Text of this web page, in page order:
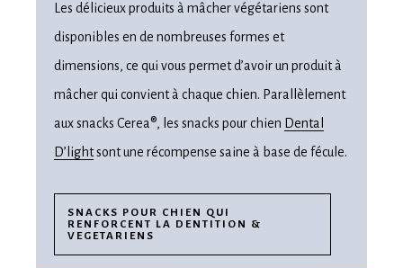
Les délicieux produits à mâcher végétariens sont
disponibles en de nombreuses formes et
dimensions, ce qui vous permet d’avoir un produit à
mâcher qui convient à chaque chien. Parallèlement
aux snacks Cerea®, les snacks pour chien Dental
D’lightsont une récompense saine à base de fécule.
SNACKS POUR CHIEN QUI
RENFORCENT LA DENTITION &
VEGETARIENS